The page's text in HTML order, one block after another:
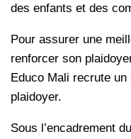
des enfants et des
Pour assurer une
renforcer son
Educo Mali recrute
plaidoyer.
Sous l’encadrement